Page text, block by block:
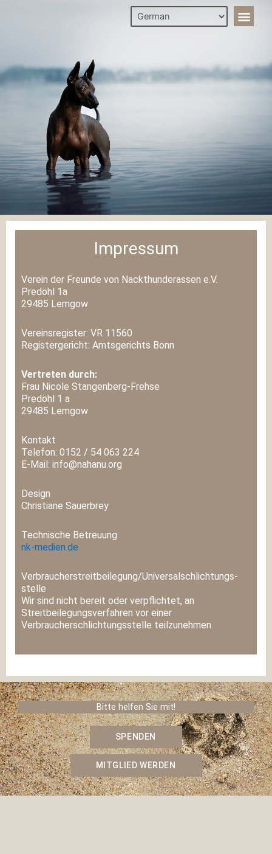
Impressum
Verein der Freunde von Nackthunderassen e.V.
Predöhl 1a
29485 Lemgow
Vereinsregister: VR 11560
Registergericht: Amtsgerichts Bonn
Vertreten durch:
Frau Nicole Stangenberg-Frehse
Predöhl 1 a
29485 Lemgow
Kontakt
Telefon: 0152 / 54 063 224
E-Mail: info@nahanu.org
Design
Christiane Sauerbrey
Technische Betreuung
nk-medien.de
Verbraucher­streit­beilegung/Universal­schlichtungs­
stelle
Wir sind nicht bereit oder verpflichtet, an
Streitbeilegungsverfahren vor einer
Verbraucherschlichtungsstelle teilzunehmen.
Bitte helfen Sie mit!
SPENDEN
MITGLIED WERDEN